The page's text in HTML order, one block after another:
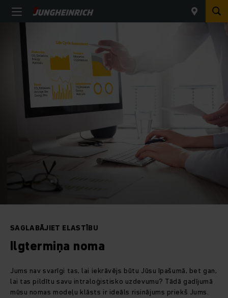
SAGLABĀJIET ELASTĪBU
Ilgtermiņa noma
Jums nav svarīgi tas, lai iekrāvējs būtu Jūsu īpašumā, bet gan,
lai tas pildītu savu intraloģistisko uzdevumu? Tādā gadījumā
mūsu nomas modeļu klāsts ir ideāls risinājums priekš Jums.